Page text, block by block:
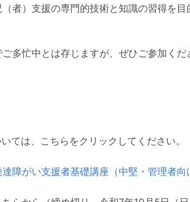
者）支援の専門的技術と知識の習得を
多忙中とは存じますが、ぜひご参加くだ
ては、こちらをクリックしてください。
障がい支援者基礎講座（中堅・管理者向